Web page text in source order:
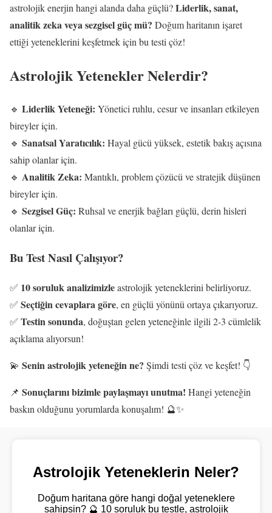
astrolojik enerjin hangi alanda daha güçlü?Liderlik, sanat,
analitik zeka veya sezgisel güç mü? Doğum haritanın işaret
ettiği yeteneklerini keşfetmek için bu testi çöz!
Astrolojik Yetenekler Nelerdir?
🔹 Liderlik Yeteneği: Yönetici ruhlu, cesur ve insanları etkileyen
bireyler için.
🔹 Sanatsal Yaratıcılık: Hayal gücü yüksek, estetik bakış açısına
sahip olanlar için.
🔹 Analitik Zeka: Mantıklı, problem çözücü ve stratejik düşünen
bireyler için.
🔹 Sezgisel Güç: Ruhsal ve enerjik bağları güçlü, derin hisleri
olanlar için.
Bu Test Nasıl Çalışıyor?
✅ 10 soruluk analizimizleastrolojik yeteneklerini belirliyoruz.
✅ Seçtiğin cevaplara göre, en güçlü yönünü ortaya çıkarıyoruz.
✅ Testin sonunda, doğuştan gelen yeteneğinle ilgili 2-3 cümlelik
açıklama alıyorsun!
💫 Senin astrolojik yeteneğin ne? Şimdi testi çöz ve keşfet! 👇
📌 Sonuçlarını bizimle paylaşmayı unutma! Hangi yeteneğin
baskın olduğunu yorumlarda konuşalım! 🔮✨